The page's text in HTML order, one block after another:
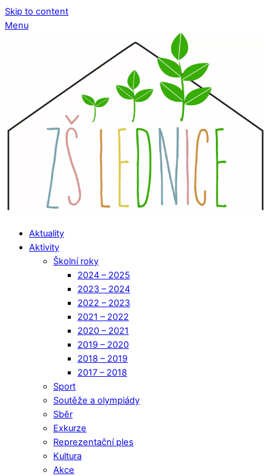
Skip to content
Menu
Aktuality
Aktivity
Školní roky
2024 – 2025
2023 – 2024
2022 – 2023
2021 – 2022
2020 – 2021
2019 – 2020
2018 – 2019
2017 – 2018
Sport
Soutěže a olympiády
Sběr
Exkurze
Reprezentační ples
Kultura
Akce